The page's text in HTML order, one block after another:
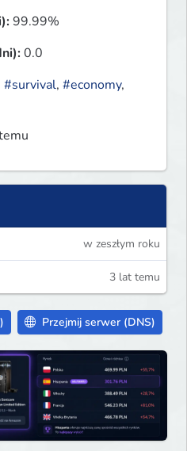
99.99%
0.0
#survival, #economy,
w zeszłym roku
3 lat temu
Przejmij serwer (DNS)